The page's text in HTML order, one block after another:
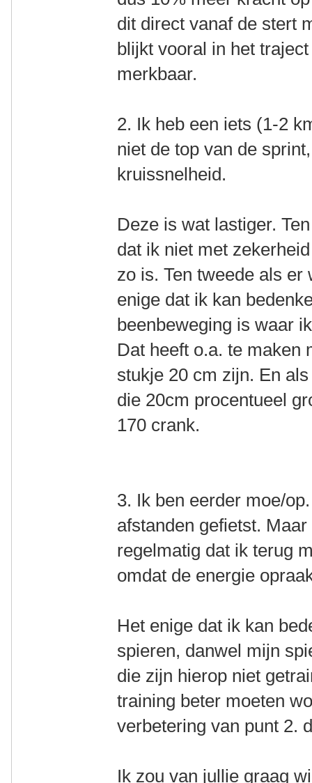
dit direct vanaf de stert
blijkt vooral in het
merkbaar.
2. Ik heb een iets (1-2
niet de top van de
kruissnelheid.
Deze is wat lastiger.
dat ik niet met
zo is. Ten tweede als
enige dat ik kan
beenbeweging is waar
Dat heeft o.a. te maken
stukje 20 cm zijn. En
die 20cm procentueel
170 crank.
3. Ik ben eerder moe/
afstanden gefietst.
regelmatig dat ik terug
omdat de energie
Het enige dat ik kan
spieren, danwel mijn
die zijn hierop niet
training beter moeten
verbetering van punt 2.
Ik zou van jullie graag